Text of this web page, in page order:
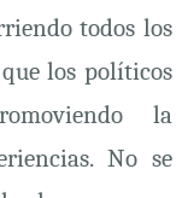
todos los
los políticos
la
No se